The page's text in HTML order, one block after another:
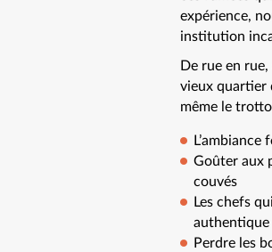
expérience,
institution
De rue en
vieux quartier
même le
Goûter aux
couvés
Les chefs
authentique
Perdre les